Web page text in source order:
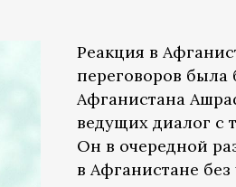
Реакция в
переговоров была
Афганистана
ведущих диалог с
Он в очередной
в Афганистане